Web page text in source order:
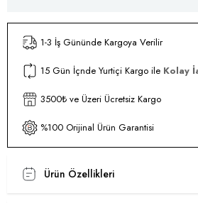
1-3 İş Gününde Kargoya Verilir
15 Gün İçnde Yurtiçi Kargo ile Kolay
3500₺ ve Üzeri Ücretsiz Kargo
%100 Orijinal Ürün Garantisi
Ürün Özellikleri